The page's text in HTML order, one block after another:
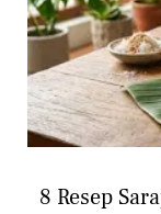
8 Resep